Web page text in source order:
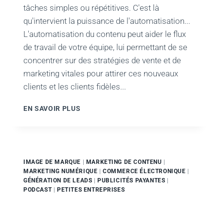
tâches simples ou répétitives. C'est là
qu'intervient la puissance de l'automatisation...
L'automatisation du contenu peut aider le flux
de travail de votre équipe, lui permettant de se
concentrer sur des stratégies de vente et de
marketing vitales pour attirer ces nouveaux
clients et les clients fidèles...
EN SAVOIR PLUS
FAIRE
ÉVOLUER
LA
IMAGE DE MARQUE MARKETING DE CONTENU
MARKETING NUMÉRIQUE |COMMERCE ÉLECTRONIQUE
GÉNÉRATION DE LEADS
PUBLICITÉS PAYANTES
PODCAST| PETITES ENTREPRISES